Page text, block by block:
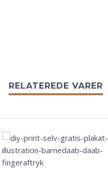
RELATEREDE VARER